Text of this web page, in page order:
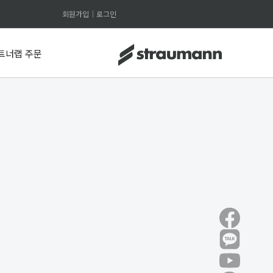
회원가입 로그인
너랩 주문